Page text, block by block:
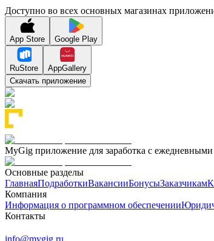
Доступно во всех основных магазинах
App Store Google Play
RuStore
AppGallery
Скачать приложение
MyGig приложение для заработка с
Основные разделы
ГлавнаяПодработкиВакансииБонусыЗаказчикам
Компания
Информация о программном обеспечении
Контакты
info@mygig.ru